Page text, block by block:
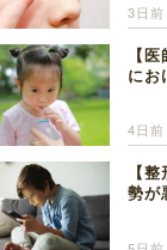
3日前
【
にお
4日前
【
勢が